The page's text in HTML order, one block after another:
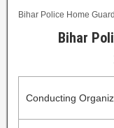
Bihar Police Home
Bihar
Conducting